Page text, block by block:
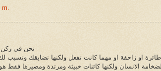
m.
نحن فى ركن
او زاحفة او مهما كانت تفعل ولكنها تضايقك وتسبب لك
الانسان ولكنها كائنات خبيثة ومرتدة ومصيرها